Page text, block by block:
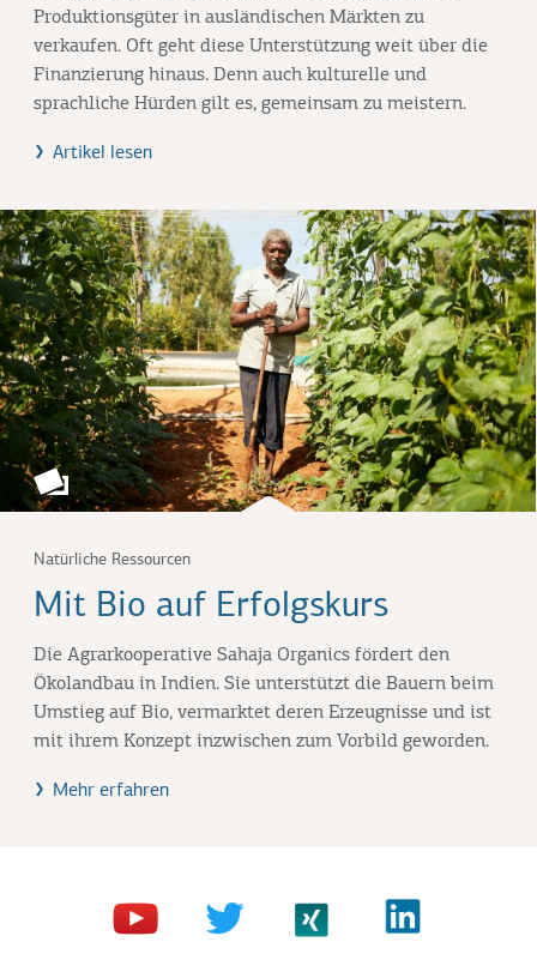
Produktionsgüter in ausländischen Märkten zu
verkaufen. Oft geht diese Unterstützung weit über die
Finanzierung hinaus. Denn auch kulturelle und
sprachliche Hürden gilt es, gemeinsam zu meistern.
Artikel lesen
Natürliche Ressourcen
Mit Bio auf Erfolgskurs
Die Agrarkooperative Sahaja Organics fördert den
Ökolandbau in Indien. Sie unterstützt die Bauern beim
Umstieg auf Bio, vermarktet deren Erzeugnisse und ist
mit ihrem Konzept inzwischen zum Vorbild geworden.
Mehr erfahren